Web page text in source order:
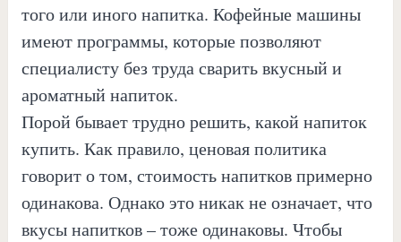
того или иного напитка. Кофейные машины
имеют программы, которые позволяют
специалисту без труда сварить вкусный и
ароматный напиток.
Порой бывает трудно решить, какой напиток
купить. Как правило, ценовая политика
говорит о том, стоимость напитков примерно
одинакова. Однако это никак не означает, что
вкусы напитков – тоже одинаковы. Чтобы